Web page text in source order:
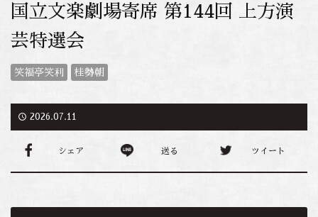
国立文楽劇場寄席 第144回 上方演
芸特選会
笑福亭笑利 桂勢朝
access_time 2026.07.11
シェア 送る ツイート